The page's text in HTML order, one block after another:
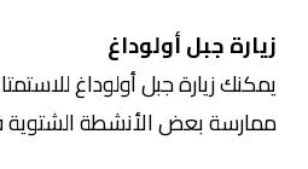
زيارة جبل أولوداغ
يمكنك زيارةجبل أولوداغ
ممارسة بعض الأنشطة الشتوية